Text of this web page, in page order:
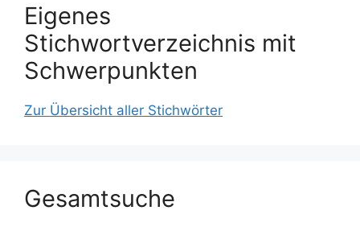
Eigenes
Stichwortverzeichnis mit
Schwerpunkten
Zur Übersicht aller Stichwörter
Gesamtsuche